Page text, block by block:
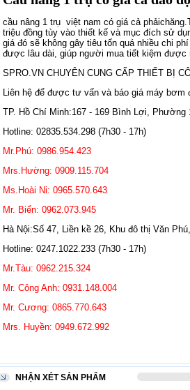
cầu nâng 1 trụ việt nam có giá cả
triệu đồng tùy vào thiết kế và mục đích sử
giá đó sẽ không gây tiêu tốn quá nhiều chi
được lâu dài, giúp người mua tiết kiệm được
SPRO.VN CHUYÊN CUNG CẤP THIẾT BỊ
Liên hệ để được tư vấn và báo giá máy bơm
TP. Hồ Chí Minh:167 - 169 Bình Lợi, Phường
Hotline: 02835.534.298 (7h30 - 17h)
Mr.Phú: 0986.954.423
Mrs.Hường: 0909.115.704
Ms.Hoài Ni: 0965.570.643
Mr. Biển: 0962.073.945
Hà Nội:Số 47, Liền kề 26, Khu đô thị Văn
Hotline: 0247.1022.233 (7h30 - 17h)
Mr.Tàu: 0962.215.324
Mr. Công Anh: 0931.148.004
Mr. Cương: 0865.770.643
Mrs. Huyền: 0949.672.992
NHẬN XÉT SẢN PHẨM